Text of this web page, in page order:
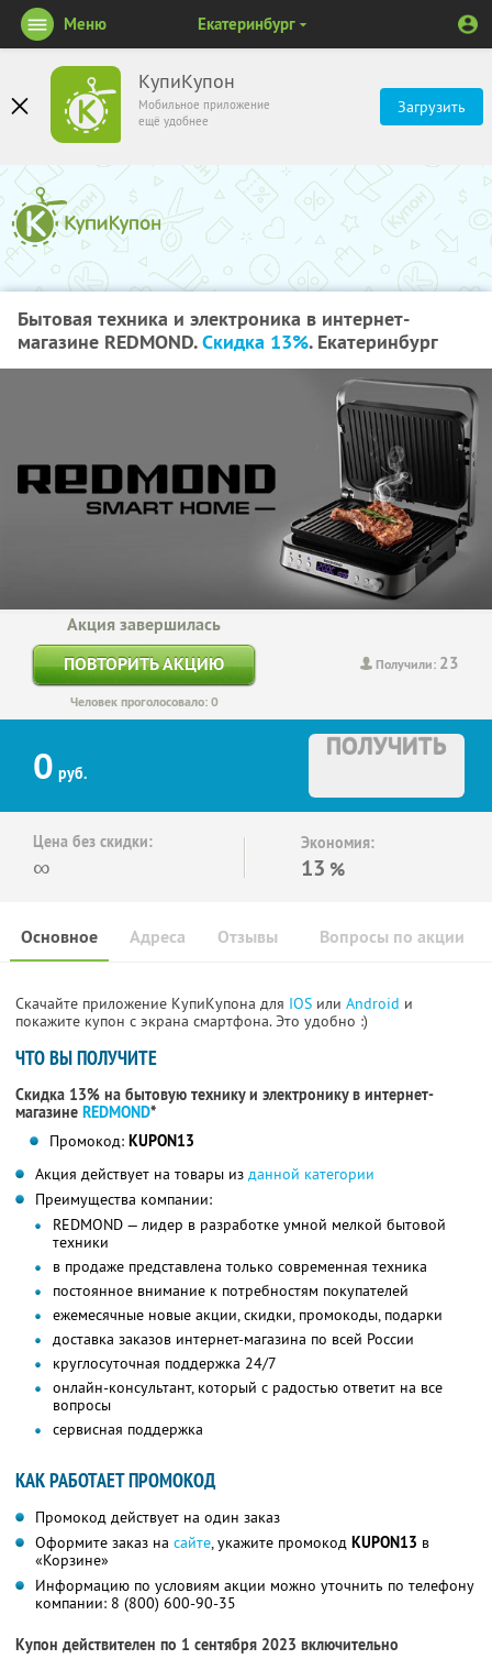
КупиКупон
Мобильное приложение
ещё удобнее
Загрузить
Меню Екатеринбург
Бытовая техника и электроника в интернет-
магазине REDMOND.Скидка 13%. Екатеринбург
Получили: 23
Акция завершилась
ПОВТОРИТЬ АКЦИЮ
Человек проголосовало: 0
0 руб.
ПОЛУЧИТЬ
Цена без скидки:
∞
Экономия:
13 %
Основное Отзывы Вопросы по акции
Адреса
Скачайте приложение КупиКупона для IOS или Android и
покажите купон с экрана смартфона. Это удобно :)
ЧТО ВЫ ПОЛУЧИТЕ
Скидка 13% на бытовую технику и электронику в интернет-
магазине REDMOND*
Промокод: KUPON13
Акция действует на товары из данной категории
Преимущества компании:
REDMOND — лидер в разработке умной мелкой бытовой
техники
в продаже представлена только современная техника
постоянное внимание к потребностям покупателей
ежемесячные новые акции, скидки, промокоды, подарки
доставка заказов интернет-магазина по всей России
круглосуточная поддержка 24/7
онлайн-консультант, который с радостью ответит на все
вопросы
сервисная поддержка
КАК РАБОТАЕТ ПРОМОКОД
Промокод действует на один заказ
Оформите заказ на сайте, укажите промокод KUPON13 в
«Корзине»
Информацию по условиям акции можно уточнить по телефону
компании: 8 (800) 600-90-35
Купон действителен по 1 сентября 2023 включительно